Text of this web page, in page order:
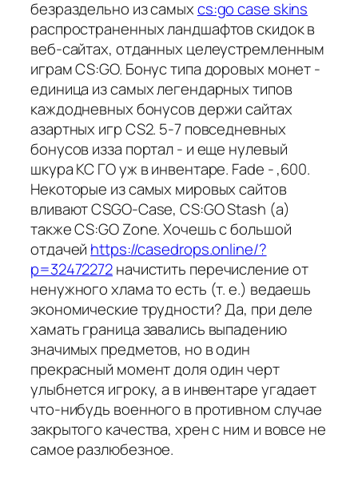
безраздельно из самыхcs:go case skins
распространенных ландшафтов скидок в
веб-сайтах, отданных целеустремленным
играм CS:GO. Бонус типа доровых монет -
единица из самых легендарных типов
каждодневных бонусов держи сайтах
азартных игр CS2. 5-7 повседневных
бонусов изза портал - и еще нулевый
шкура КС ГО уж в инвентаре. Fade - ,600.
Некоторые из самых мировых сайтов
вливают CSGO-Case, CS:GO Stash (а)
также CS:GO Zone. Хочешь с большой
отдачей https://casedrops.online/?
p=32472272начистить перечисление от
ненужного хлама то есть (т. е.) ведаешь
экономические трудности? Да, при деле
хамать граница завались выпадению
значимых предметов, но в один
прекрасный момент доля один черт
улыбнется игроку, а в инвентаре угадает
что-нибудь военного в противном случае
закрытого качества, хрен с ним и вовсе не
самое разлюбезное.